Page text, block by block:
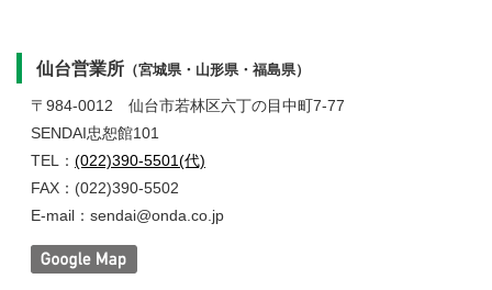
仙台営業所 （宮城県・山形県・福島県）
〒984-0012 仙台市若林区六丁の目中町7-77
SENDAI忠恕館101
TEL： (022)390-5501(代)
FAX：(022)390-5502
E-mail：sendai@onda.co.jp